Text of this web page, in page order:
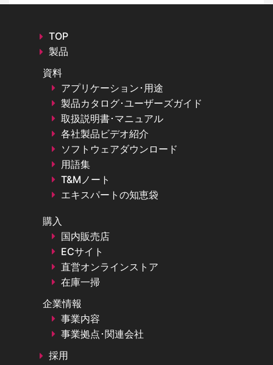
TOP
製品
資料
アプリケーション･用途
製品カタログ･ユーザーズガイド
取扱説明書･マニュアル
各社製品ビデオ紹介
ソフトウェアダウンロード
用語集
T&Mノート
エキスパートの知恵袋
購入
国内販売店
ECサイト
直営オンラインストア
在庫一掃
企業情報
事業内容
事業拠点･関連会社
採用